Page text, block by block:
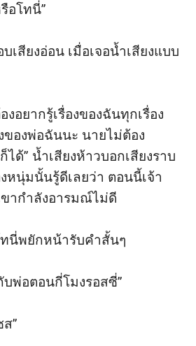
อโทนี่”
เสียงอ่อน เมื่อเจอน้ำเสียงแบบ
งอยากรู้เรื่องของฉันทุกเรื่อง
องพ่อฉันนะ นายไม่ต้อง
ด้” น้ำเสียงห้าวบอกเสียงราบ
หนุ่มนั้นรู้ดีเลยว่า ตอนนี้เจ้า
ากำลังอารมณ์ไม่ดี
นี่พยักหน้ารับคำสั้นๆ
พ่อตอนกี่โมงรอสซี่”
”